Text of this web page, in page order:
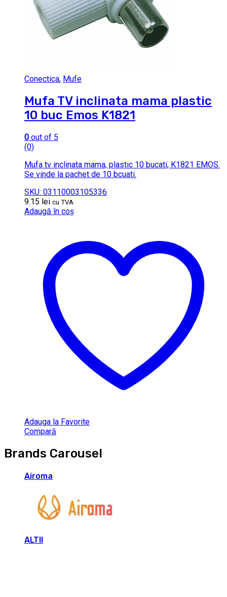
Conectica, Mufe
Mufa TV inclinata mama plastic
10 buc Emos K1821
0 out of 5
(0)
Mufa tv inclinata mama, plastic 10 bucati, K1821 EMOS.
Se vinde la pachet de 10 bcuati.
SKU: 03110003105336
9.15 lei cu TVA
Adaugă în coș
Adauga la Favorite
Compară
Brands Carousel
Airoma
ALTII